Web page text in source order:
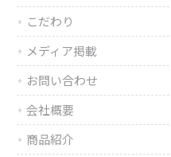
こだわり
メディア掲載
お問い合わせ
会社概要
商品紹介